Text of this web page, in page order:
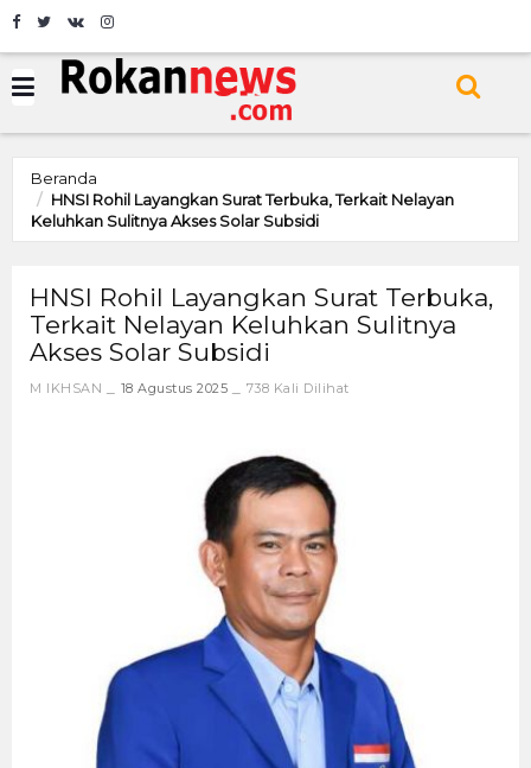
Beranda
HNSI Rohil Layangkan Surat Terbuka, Terkait Nelayan
Keluhkan Sulitnya Akses Solar Subsidi
HNSI Rohil Layangkan Surat Terbuka,
Terkait Nelayan Keluhkan Sulitnya
Akses Solar Subsidi
M IKHSAN 18 Agustus 2025 738 Kali Dilihat